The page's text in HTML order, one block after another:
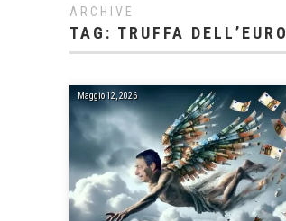
ARCHIVE
TAG: TRUFFA DELL’EURO
Maggio 12, 2026